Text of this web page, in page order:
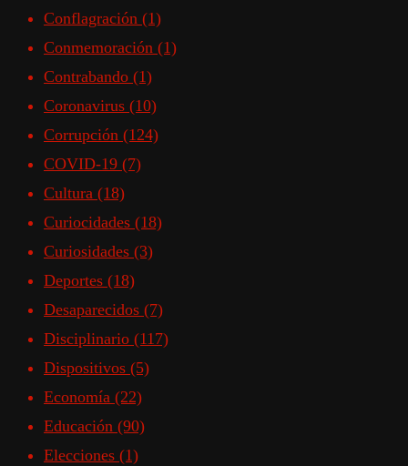
Conflagración (1)
Conmemoración (1)
Contrabando (1)
Coronavirus (10)
Corrupción (124)
COVID-19 (7)
Cultura (18)
Curiocidades (18)
Curiosidades (3)
Deportes (18)
Desaparecidos (7)
Disciplinario (117)
Dispositivos (5)
Economía (22)
Educación (90)
Elecciones (1)